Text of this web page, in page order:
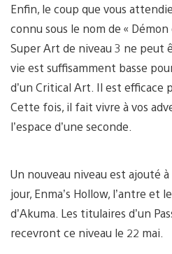
Enfin, le coup que vous
connu sous le nom de « Démon
Super Art de niveau 3 ne peut
vie est suffisamment basse
d’un Critical Art. Il est efficace
Cette fois, il fait vivre à vos
l’espace d’une seconde.
Un nouveau niveau est ajouté à
jour, Enma’s Hollow, l’antre et
d’Akuma. Les titulaires d’un
recevront ce niveau le 22 mai.